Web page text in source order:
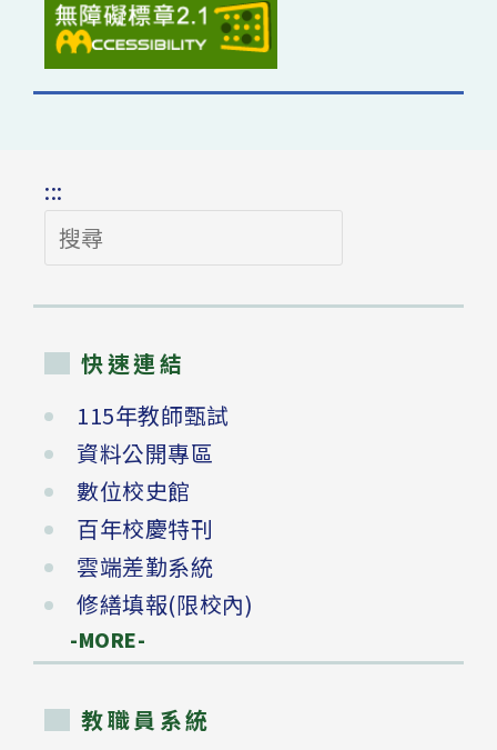
:::
搜
尋
快速連結
115年教師甄試
資料公開專區
數位校史館
百年校慶特刊
雲端差勤系統
修繕填報(限校內)
-MORE-
教職員系統